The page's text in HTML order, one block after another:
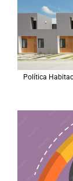
Política